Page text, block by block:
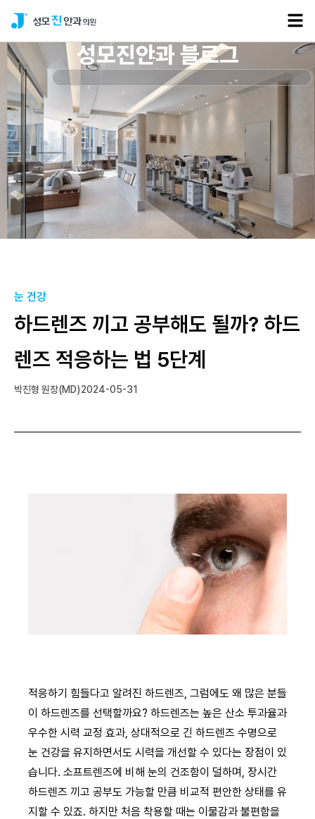
성모진안과 블로그
눈 건강
하드렌즈 끼고 공부해도 될까? 하드
렌즈 적응하는 법 5단계
박진형 원장(MD)2024-05-31
적응하기 힘들다고 알려진 하드렌즈, 그럼에도 왜 많은 분들
이 하드렌즈를 선택할까요? 하드렌즈는 높은 산소 투과율과
우수한 시력 교정 효과, 상대적으로 긴 하드렌즈 수명으로
눈 건강을 유지하면서도 시력을 개선할 수 있다는 장점이 있
습니다. 소프트렌즈에 비해 눈의 건조함이 덜하며, 장시간
하드렌즈 끼고 공부도 가능할 만큼 비교적 편안한 상태를 유
지할 수 있죠. 하지만 처음 착용할 때는 이물감과 불편함을